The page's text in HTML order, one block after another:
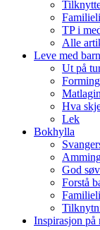
TP i
Alle
Leve med barn
Ut på
Hva
Lek
Bokhylla
God
Forstå
Inspirasjon på